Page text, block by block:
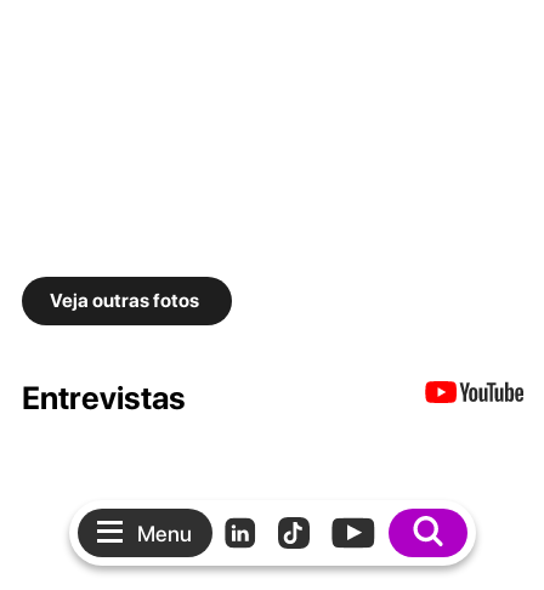
Menu
Veja outras fotos
Entrevistas